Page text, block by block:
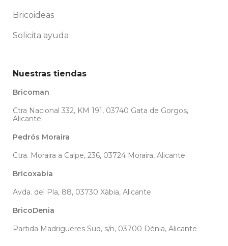
Bricoideas
Solicita ayuda
Nuestras tiendas
Bricoman
Ctra Nacional 332, KM 191, 03740 Gata de Gorgos,
Alicante
Pedrós Moraira
Ctra. Moraira a Calpe, 236, 03724 Moraira, Alicante
Bricoxabia
Avda. del Pla, 88, 03730 Xàbia, Alicante
BricoDenia
Partida Madrigueres Sud, s/n, 03700 Dénia, Alicante